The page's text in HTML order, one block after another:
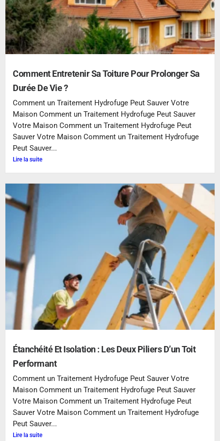
Comment Entretenir Sa Toiture Pour Prolonger Sa
Durée De Vie ?
Comment un Traitement Hydrofuge Peut Sauver Votre
Maison Comment un Traitement Hydrofuge Peut Sauver
Votre Maison Comment un Traitement Hydrofuge Peut
Sauver Votre Maison Comment un Traitement Hydrofuge
Peut Sauver...
Lire la suite
Étanchéité Et Isolation : Les Deux Piliers D’un Toit
Performant
Comment un Traitement Hydrofuge Peut Sauver Votre
Maison Comment un Traitement Hydrofuge Peut Sauver
Votre Maison Comment un Traitement Hydrofuge Peut
Sauver Votre Maison Comment un Traitement Hydrofuge
Peut Sauver...
Lire la suite